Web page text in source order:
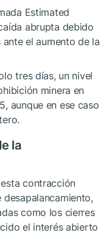
Estimated
abrupta debido
el aumento de la
tres días, un nivel
minera en
aunque en ese caso
la
contracción
desapalancamiento,
como los cierres
el interés abierto